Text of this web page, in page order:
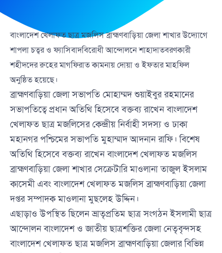
বাংলাদেশ খেলাফত ছাত্র মজলিস ব্রাহ্মণবাড়িয়া জেলা শাখার উদ্যোগে
শাপলা চত্বর ও ফ্যাসিবাদবিরোধী আন্দোলনে শাহাদাতবরণকারী
শহীদদের রুহের মাগফিরাত কামনায় দোয়া ও ইফতার মাহফিল
অনুষ্ঠিত হয়েছে।
ব্রাহ্মণবাড়িয়া জেলা সভাপতি মোহাম্মদ শুয়াইবুর রহমানের
সভাপতিত্বে প্রধান অতিথি হিসেবে বক্তব্য রাখেন বাংলাদেশ
খেলাফত ছাত্র মজলিসের কেন্দ্রীয় নির্বাহী সদস্য ও ঢাকা
মহানগর পশ্চিমের সভাপতি মুহাম্মাদ আদনান রাফি। বিশেষ
অতিথি হিসেবে বক্তব্য রাখেন বাংলাদেশ খেলাফত মজলিস
ব্রাহ্মণবাড়িয়া জেলা শাখার সেক্রেটারি মাওলানা তাজুল ইসলাম
কাসেমী এবং বাংলাদেশ খেলাফত মজলিস ব্রাহ্মণবাড়িয়া জেলা
দপ্তর সম্পাদক মাওলানা মুছলেহ উদ্দিন।
এছাড়াও উপস্থিত ছিলেন ভ্রাতৃপ্রতিম ছাত্র সংগঠন ইসলামী ছাত্র
আন্দোলন বাংলাদেশ ও জাতীয় ছাত্রশক্তির জেলা নেতৃবৃন্দসহ
বাংলাদেশ খেলাফত ছাত্র মজলিস ব্রাহ্মণবাড়িয়া জেলার বিভিন্ন